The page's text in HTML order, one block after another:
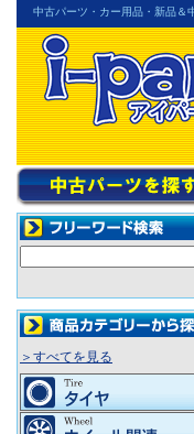
中古パーツ・カー用品・新品＆
＞すべてを見る